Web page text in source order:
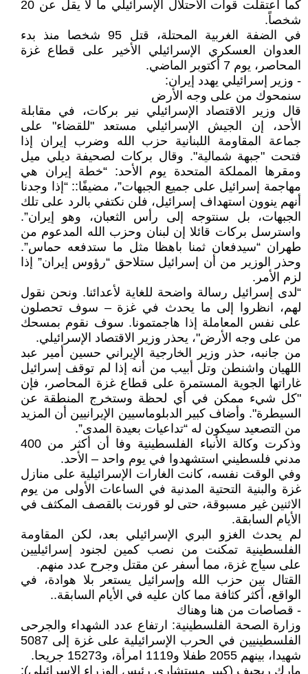
كما اعتقلت قوات الاحتلال الإسرائيلي ما لا يقل عن 20
شخصاً.
في الضفة الغربية المحتلة، قتل 95 شخصا منذ بدء
العدوان العسكري الإسرائيلي الأخير على قطاع غزة
المحاصر، يوم 7 أكتوبر الماضي.
- وزير إسرائيلي يهدد إيران:
سنمحوك من على وجه الأرض
قال وزير الاقتصاد الإسرائيلي نير بركات، في مقابلة
الأحد، إن الجيش الإسرائيلي مستعد "للقضاء" على
جماعة المقاومة اللبنانية حزب الله وضرب إيران إذا
فتحت "جبهة شمالية". وقال بركات لصحيفة ديلي ميل
ومقرها المملكة المتحدة يوم الأحد: “خطة إيران هي
مهاجمة إسرائيل على جميع الجبهات”، مضيفًا:: “إذا وجدنا
أنهم ينوون استهداف إسرائيل، فلن نكتفي بالرد على تلك
الجبهات، بل سنتوجه إلى رأس الثعبان، وهو إيران”.
واسترسل بركات قائلا إن لبنان وحزب الله المدعوم من
طهران “سيدفعان ثمنا باهظا مثل ما ستدفعه حماس”.
وحذر الوزير من أن إسرائيل ستلاحق “رؤوس إيران” إذا
لزم الأمر.
“لدى إسرائيل رسالة واضحة للغاية لأعدائنا. ونحن نقول
لهم، انظروا إلى ما يحدث في غزة – سوف تحصلون
على نفس المعاملة إذا هاجمتمونا. سوف نقوم بمسحك
من على وجه الأرض"، يحذر وزير الاقتصاد الإسرائيلي.
من جانبه، حذر وزير الخارجية الإيراني حسين أمير عبد
اللهيان واشنطن وتل أبيب من أنه إذا لم توقف إسرائيل
غاراتها الجوية المستمرة على قطاع غزة المحاصر، فإن
"كل شيء ممكن في أي لحظة وستخرج المنطقة عن
السيطرة". وأضاف كبير الدبلوماسيين الإيرانيين أن المزيد
من التصعيد سيكون له “تداعيات بعيدة المدى”.
وذكرت وكالة الأنباء الفلسطينية وفا أن أكثر من 400
مدني فلسطيني استشهدوا في يوم واحد – الأحد.
وفي الوقت نفسه، كانت الغارات الإسرائيلية على منازل
غزة والبنية التحتية المدنية في الساعات الأولى من يوم
الاثنين غير مسبوقة، حتى لو قورنت بالقصف المكثف في
الأيام السابقة.
لم يحدث الغزو البري الإسرائيلي بعد، لكن المقاومة
الفلسطينية تمكنت من نصب كمين لجنود إسرائيليين
على سياج غزة، مما أسفر عن مقتل وجرح عدد منهم.
القتال بين حزب الله وإسرائيل يستعر بلا هوادة، في
الواقع، أكثر كثافة مما كان عليه في الأيام السابقة..
- قصاصات من هنا وهناك
وزارة الصحة الفلسطينية: ارتفاع عدد الشهداء والجرحى
الفلسطينيين في الحرب الإسرائيلية على غزة إلى 5087
شهيدا، بينهم 2055 طفلا و1119 امرأة، و15273 جريحا.
مارك ريجيف (كبير مستشاري رئيس الوزراء الإسرائيلي):